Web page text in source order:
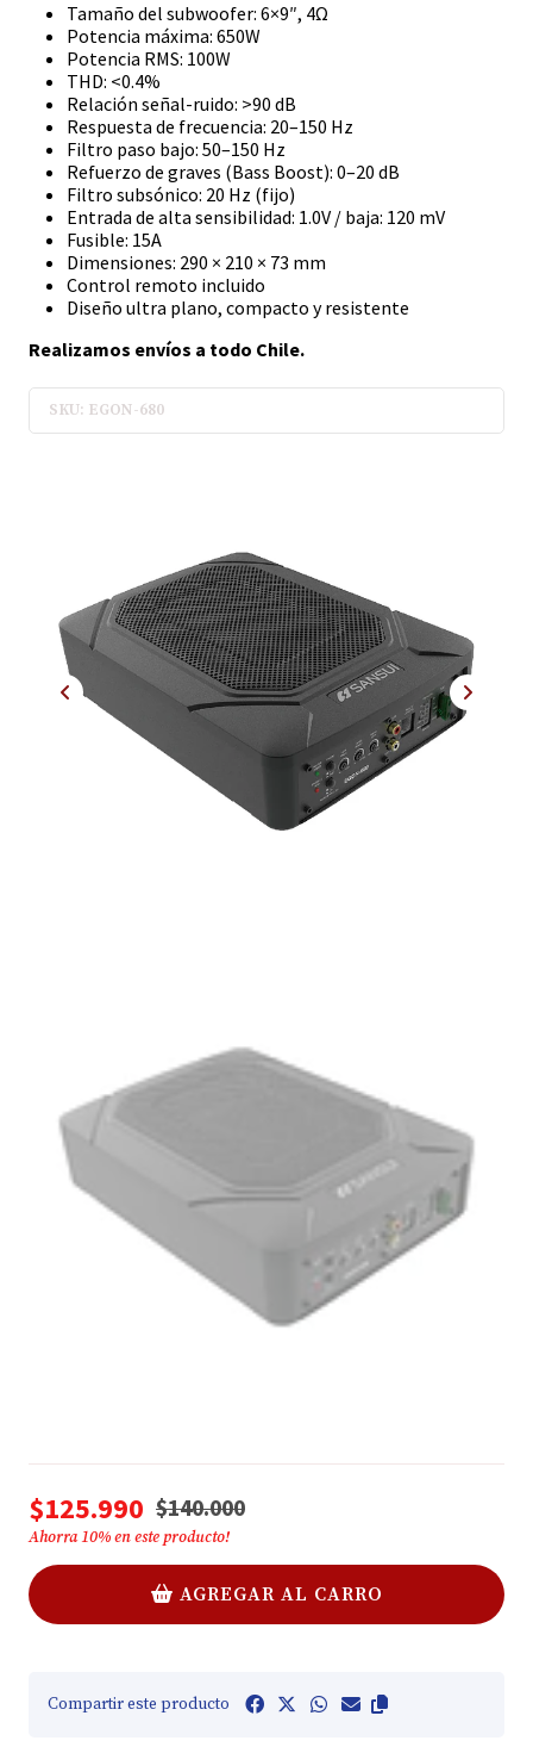
Tamaño del subwoofer: 6×9″, 4Ω
Potencia máxima: 650W
Potencia RMS: 100W
THD: <0.4%
Relación señal-ruido: >90 dB
Respuesta de frecuencia: 20–150 Hz
Filtro paso bajo: 50–150 Hz
Refuerzo de graves (Bass Boost): 0–20 dB
Filtro subsónico: 20 Hz (fijo)
Entrada de alta sensibilidad: 1.0V / baja: 120 mV
Fusible: 15A
Dimensiones: 290 × 210 × 73 mm
Control remoto incluido
Diseño ultra plano, compacto y resistente
Realizamos envíos a todo Chile.
SKU: EGON-680
$125.990 $140.000
Ahorra10% en este producto!
AGREGAR AL CARRO
Compartir este producto